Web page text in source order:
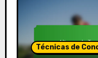
Técnicas de